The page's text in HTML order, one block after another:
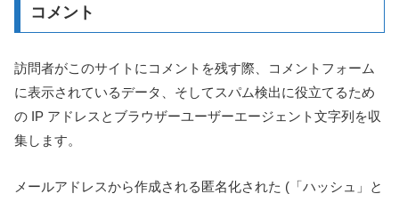
コメント
訪問者がこのサイトにコメントを残す際、コメントフォーム
に表示されているデータ、そしてスパム検出に役立てるため
の IP アドレスとブラウザーユーザーエージェント文字列を収
集します。
メールアドレスから作成される匿名化された (「ハッシュ」と